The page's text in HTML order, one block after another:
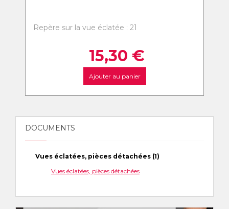
Repère sur la vue éclatée : 21
15,30 €
Ajouter au panier
DOCUMENTS
Vues éclatées, pièces détachées (1)
Vues éclatées, pièces détachées